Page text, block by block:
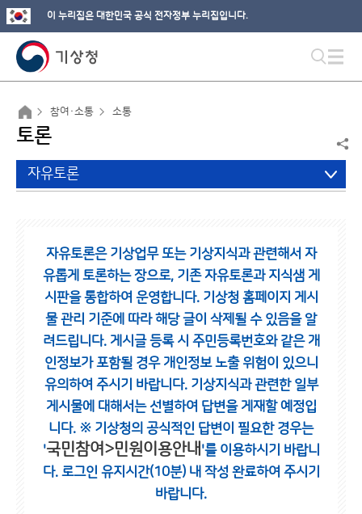
이 누리집은 대한민국 공식 전자정부 누리집입니다.
참여·소통 소통
토론
자유토론
자유토론은 기상업무 또는 기상지식과 관련해서 자
유롭게 토론하는 장으로, 기존 자유토론과 지식샘 게
시판을 통합하여 운영합니다. 기상청 홈페이지 게시
물 관리 기준에 따라 해당 글이 삭제될 수 있음을 알
려드립니다. 게시글 등록 시 주민등록번호와 같은 개
인정보가 포함될 경우 개인정보 노출 위험이 있으니
유의하여 주시기 바랍니다. 기상지식과 관련한 일부
게시물에 대해서는 선별하여 답변을 게재할 예정입
니다. ※ 기상청의 공식적인 답변이 필요한 경우는
'국민참여>민원이용안내 '를 이용하시기 바랍니
다. 로그인 유지시간(10분) 내 작성 완료하여 주시기
바랍니다.